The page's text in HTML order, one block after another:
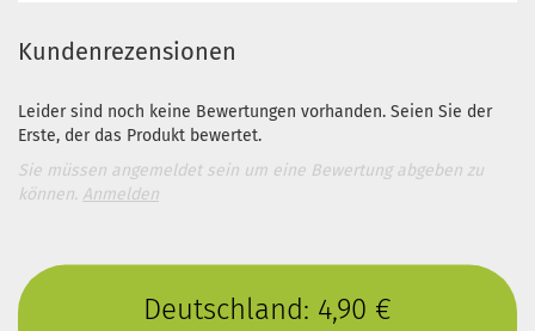
Kundenrezensionen
Leider sind noch keine Bewertungen vorhanden. Seien Sie der
Erste, der das Produkt bewertet.
Sie müssen angemeldet sein um eine Bewertung abgeben zu
können. Anmelden
Deutschland: 4,90 €